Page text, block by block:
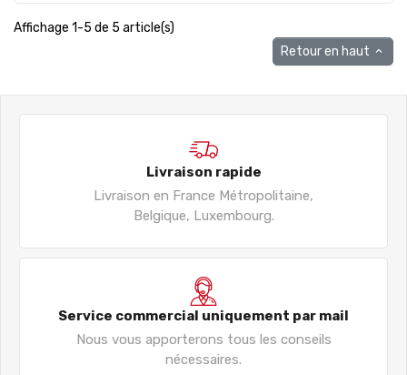
Affichage 1-5 de 5 article(s)
Retour en haut 
Livraison rapide
Livraison en France Métropolitaine,
Belgique, Luxembourg.
Service commercial uniquement par mail
Nous vous apporterons tous les conseils
nécessaires.